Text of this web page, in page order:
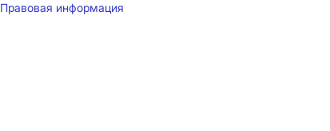
Правовая информация